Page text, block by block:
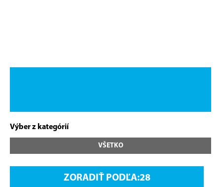
Výber z kategórií
VŠETKO
ZORADIŤ PODĽA: